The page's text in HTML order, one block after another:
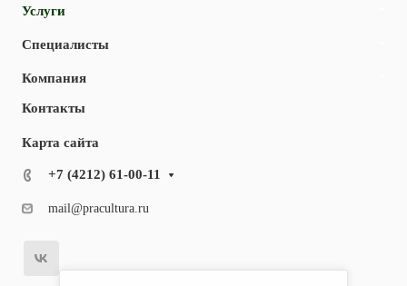
Услуги
Специалисты
Компания
Контакты
Карта сайта
+7 (4212) 61-00-11
mail@pracultura.ru